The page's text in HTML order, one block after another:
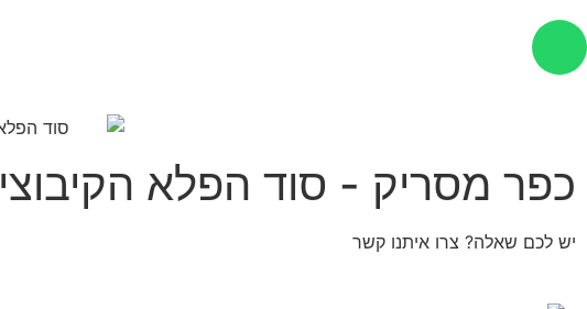
כפר מסריק - סוד הפלא הקיבוצי
יש לכם שאלה? צרו איתנו קשר